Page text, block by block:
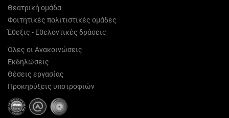
Θεατρική ομάδα
Φοιτητικές πολιτιστικές ομάδες
Έθεξις - Εθελοντικές δράσεις
Όλες οι Ανακοινώσεις
Εκδηλώσεις
Θέσεις εργασίας
Προκηρύξεις υποτροφιών